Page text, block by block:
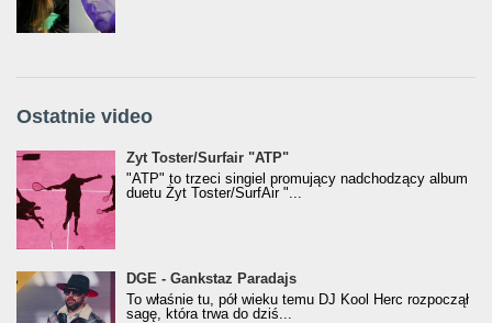
Ostatnie video
Żyt Toster/SurfAir - ATP VIDEO
Żyt Toster/Surfair "ATP"
"ATP" to trzeci singiel promujący nadchodzący album
duetu Żyt Toster/SurfAir "...
donGURALesko z nagrodą za
Klasyczny/Trueschoolowy Album Roku
(Popkillery 2023)
DGE - Gankstaz Paradajs
To właśnie tu, pół wieku temu DJ Kool Herc rozpoczął
sagę, która trwa do dziś...